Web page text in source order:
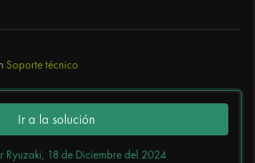
Soporte técnico
Ir a la solución
Ryuzaki, 18 de Diciembre del 2024